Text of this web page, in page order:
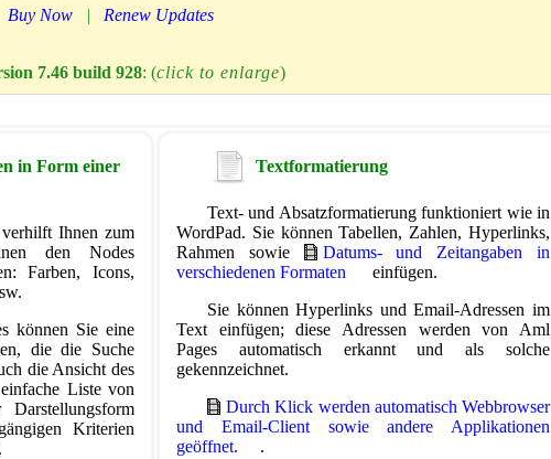
Buy Now | Renew Updates
7.46 build 928: (click to enlarge)
in Form einer
Ihnen zum
den Nodes
Farben, Icons,
können Sie eine
die die Suche
die Ansicht des
Liste von
Kriterien
Textformatierung
Text- und Absatzformatierung funktioniert wie in
WordPad. Sie können Tabellen, Zahlen, Hyperlinks,
Rahmen sowie
Datums- und Zeitangaben in
verschiedenen Formaten
einfügen.
Sie können Hyperlinks und Email-Adressen im
Text einfügen; diese Adressen werden von Aml
Pages automatisch erkannt und als solche
gekennzeichnet.
Durch Klick werden automatisch Webbrowser
und Email-Client sowie andere Applikationen
geöffnet.
.